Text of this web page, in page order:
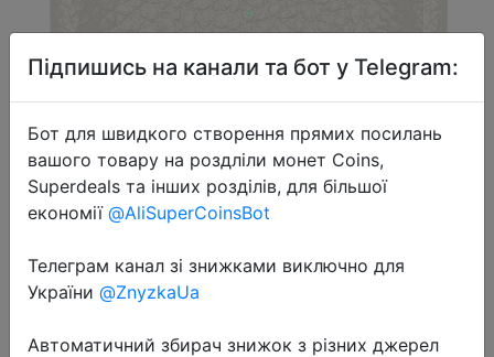
2024-06-06
Bluetooth 5.3 Wireless Waterproof
Sports Earbuds for iPhone Xiaomi
samsung in-ear Handsfree Stereo
Підпишись на канали та бот у Telegram:
Бот для швидкого створення прямих посилань
вашого товару на роздліли монет Coins,
Superdeals та інших розділів, для більшої
економії @AliSuperCoinsBot
Телеграм канал зі знижками виключно для
України @ZnyzkaUa
Автоматичний збирач знижок з різних джерел